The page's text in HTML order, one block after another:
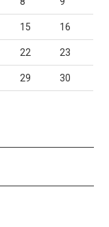
15 16
22 23
29 30